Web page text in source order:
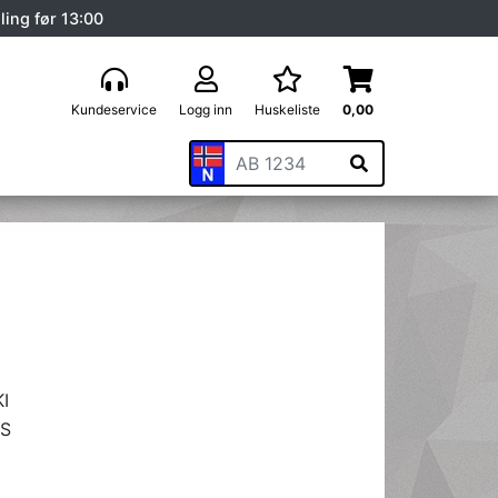
før 13:00
Kundeservice Logg inn Huskeliste 0,00